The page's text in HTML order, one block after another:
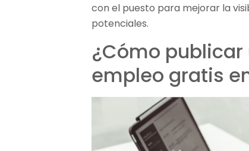
con el puesto para mejorar la
potenciales.
¿Cómo
empleo gratis